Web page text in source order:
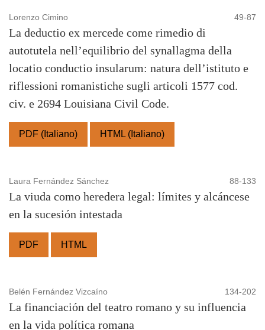
Lorenzo Cimino 49-87
La deductio ex mercede come rimedio di
autotutela nell’equilibrio del synallagma della
locatio conductio insularum: natura dell’istituto e
riflessioni romanistiche sugli articoli 1577 cod.
civ. e 2694 Louisiana Civil Code.
PDF (Italiano) HTML (Italiano)
Laura Fernández Sánchez 88-133
La viuda como heredera legal: límites y alcáncese
en la sucesión intestada
PDF HTML
Belén Fernández Vizcaíno 134-202
La financiación del teatro romano y su influencia
en la vida política romana